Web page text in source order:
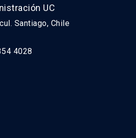
UC
Santiago, Chile
4028